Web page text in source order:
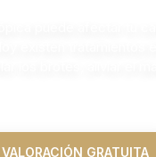
GRATUITA